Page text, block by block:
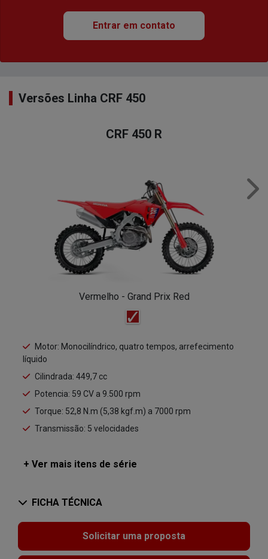
Entrar em contato
Versões Linha CRF 450
CRF 450 R
Vermelho - Grand Prix Red
Motor: Monocilíndrico, quatro tempos, arrefecimento
líquido
Cilindrada: 449,7 cc
Potencia: 59 CV a 9.500 rpm
Torque: 52,8 N.m (5,38 kgf.m) a 7000 rpm
Transmissão: 5 velocidades
+ Ver mais itens de série
FICHA TÉCNICA
Solicitar uma proposta